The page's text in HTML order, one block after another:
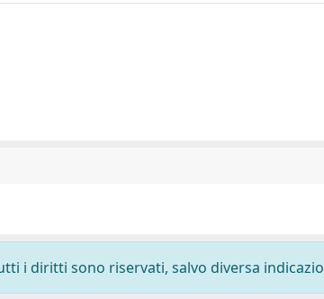
i diritti sono riservati, salvo diversa